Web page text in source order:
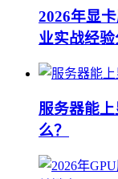
2026年显
业实战经
服务器能
么？